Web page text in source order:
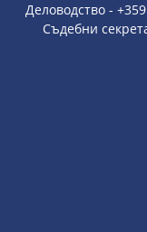
Деловодство -
Съдебни